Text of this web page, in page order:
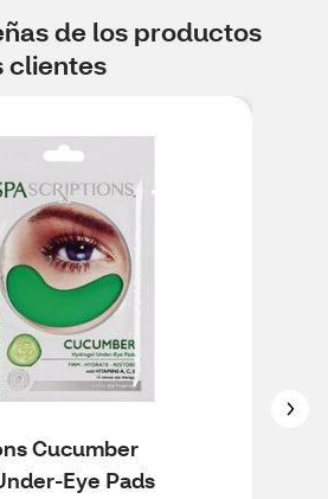
de los productos
clientes
Cucumber
Eye Pads